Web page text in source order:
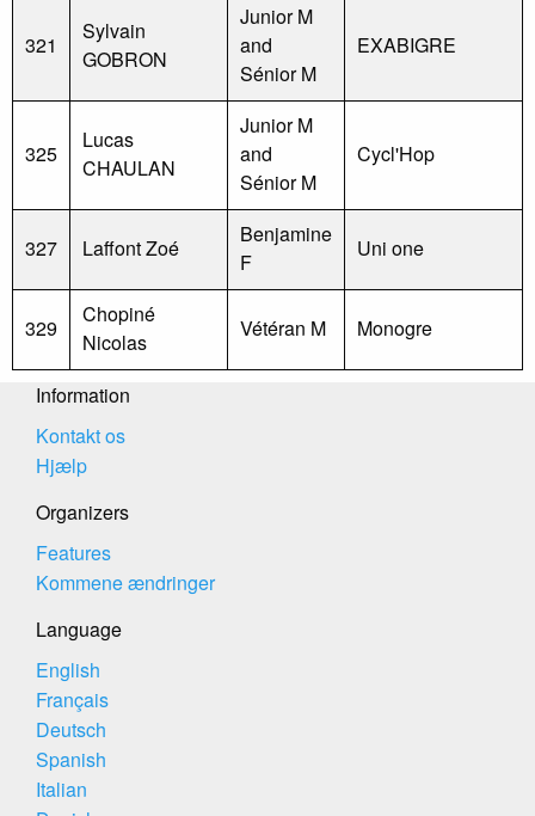
321
Sylvain
GOBRON
Junior M
and
Sénior M
EXABIGRE
325
Lucas
CHAULAN
Junior M
and
Sénior M
Cycl'Hop
327 Laffont Zoé
Benjamine
F
Uni one
329
Chopiné
Nicolas
Vétéran M Monogre
Information
Kontakt os
Hjælp
Organizers
Features
Kommene ændringer
Language
English
Français
Deutsch
Spanish
Italian